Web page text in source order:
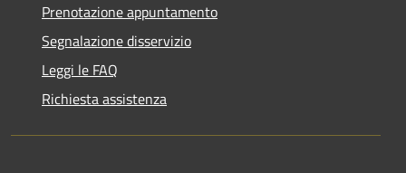
Prenotazione appuntamento
Segnalazione disservizio
Leggi le FAQ
Richiesta assistenza